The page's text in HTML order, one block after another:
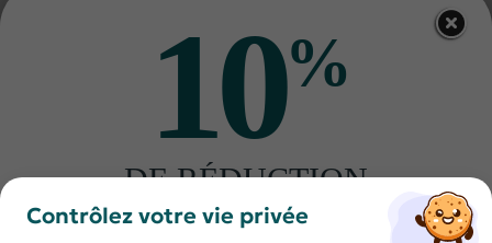
Composition
×
×
Contrôlez votre vie privée
10%
DE RÉDUCTION
sur votre première commande